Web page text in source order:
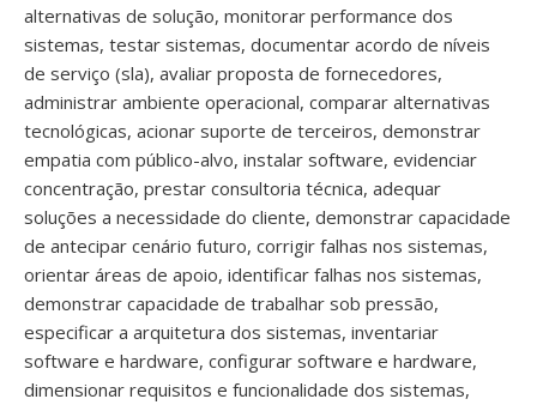
alternativas de solução, monitorar performance dos
sistemas, testar sistemas, documentar acordo de níveis
de serviço (sla), avaliar proposta de fornecedores,
administrar ambiente operacional, comparar alternativas
tecnológicas, acionar suporte de terceiros, demonstrar
empatia com público-alvo, instalar software, evidenciar
concentração, prestar consultoria técnica, adequar
soluções a necessidade do cliente, demonstrar capacidade
de antecipar cenário futuro, corrigir falhas nos sistemas,
orientar áreas de apoio, identificar falhas nos sistemas,
demonstrar capacidade de trabalhar sob pressão,
especificar a arquitetura dos sistemas, inventariar
software e hardware, configurar software e hardware,
dimensionar requisitos e funcionalidade dos sistemas,